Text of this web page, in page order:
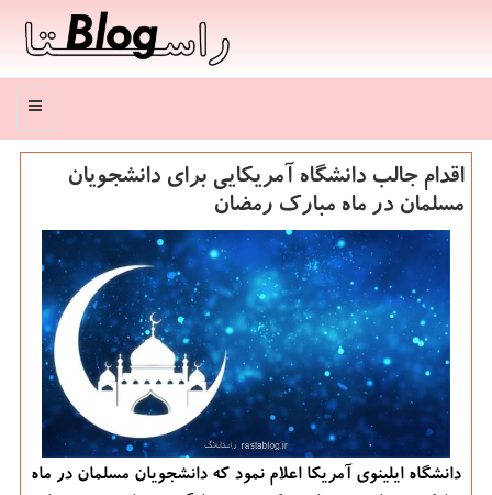
منو
اقدام جالب دانشگاه آمریكایی برای دانشجویان
مسلمان در ماه مبارك رمضان
دانشگاه ایلینوی آمریکا اعلام نمود که دانشجویان مسلمان در ماه